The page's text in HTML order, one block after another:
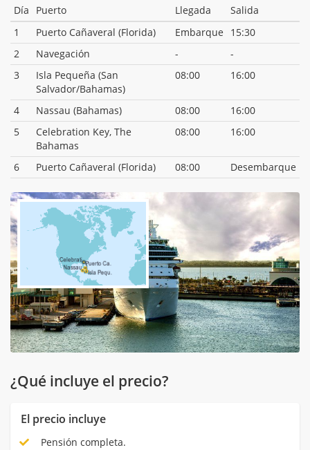
Día Puerto Llegada
Salida
1
Puerto Cañaveral (Florida) Embarque
15:30
2
Navegación -
-
3
Isla Pequeña (San
Salvador/Bahamas)
08:00 16:00
4 Nassau (Bahamas) 08:00
16:00
5
Celebration Key, The
Bahamas
08:00 16:00
6 Puerto Cañaveral (Florida) 08:00 Desembarque
¿Qué incluye el precio?
El precio incluye
Pensión completa.